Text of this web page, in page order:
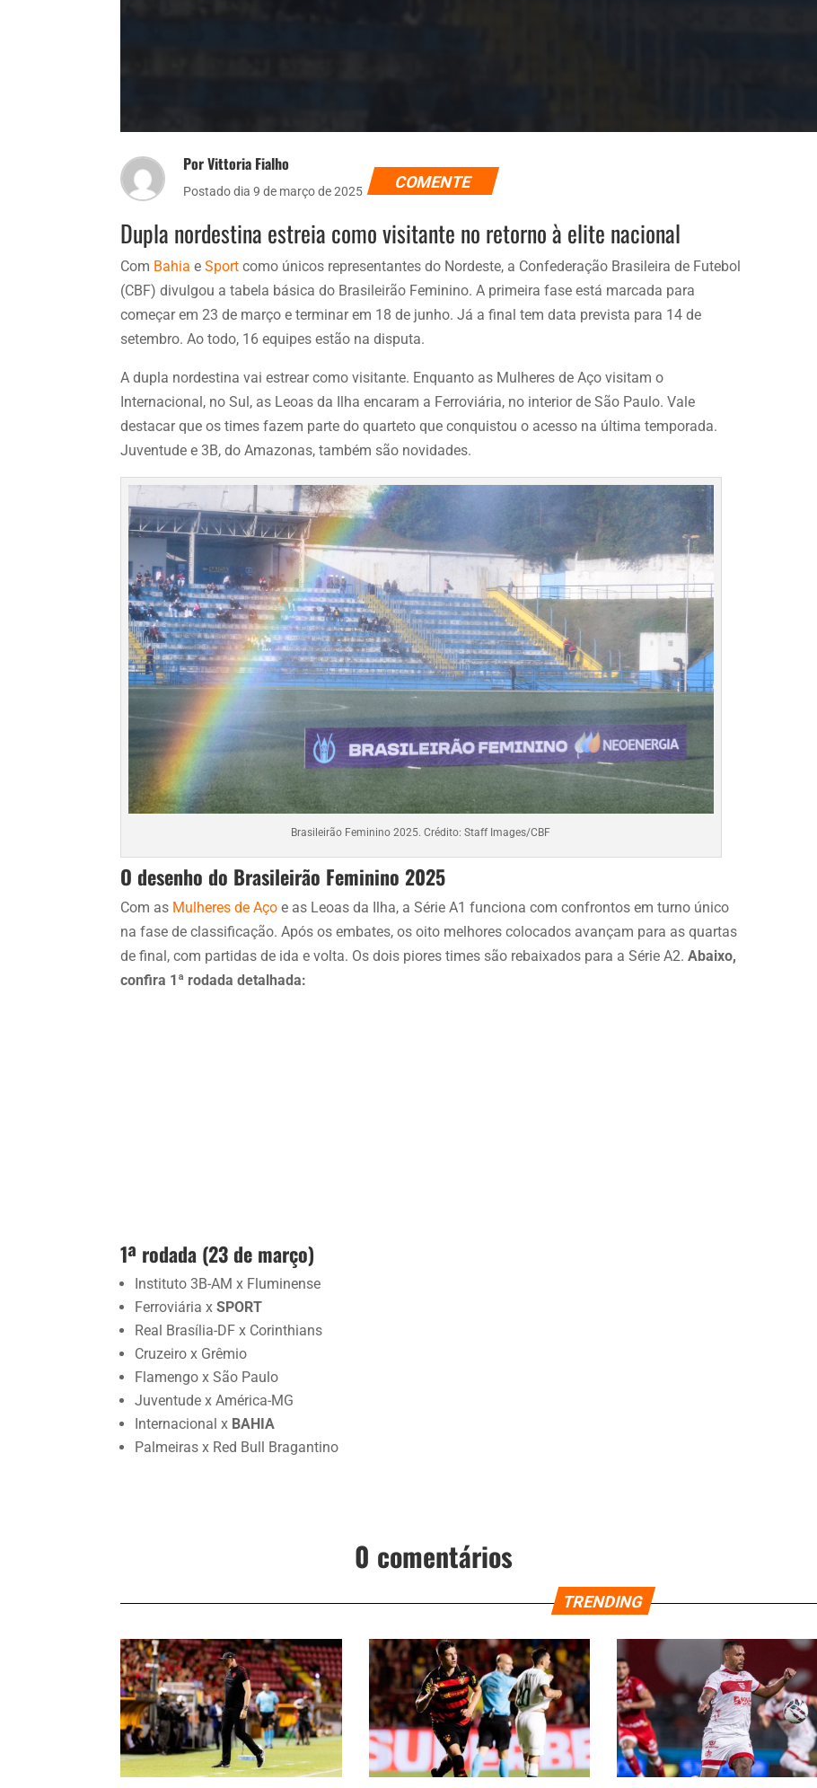
Por Vittoria Fialho
Postado dia 9 de março de 2025 COMENTE
Dupla nordestina estreia como visitante no retorno à elite nacional
Com Bahia eSport como únicos representantes do Nordeste, a Confederação Brasileira de Futebol
(CBF) divulgou a tabela básica do Brasileirão Feminino. A primeira fase está marcada para
começar em 23 de março e terminar em 18 de junho. Já a final tem data prevista para 14 de
setembro. Ao todo, 16 equipes estão na disputa.
A dupla nordestina vai estrear como visitante. Enquanto as Mulheres de Aço visitam o
Internacional, no Sul, as Leoas da Ilha encaram a Ferroviária, no interior de São Paulo. Vale
destacar que os times fazem parte do quarteto que conquistou o acesso na última temporada.
Juventude e 3B, do Amazonas, também são novidades.
Brasileirão Feminino 2025. Crédito: Staff Images/CBF
O desenho do Brasileirão Feminino 2025
Com as Mulheres de Aço e as Leoas da Ilha, a Série A1 funciona com confrontos em turno único
na fase de classificação. Após os embates, os oito melhores colocados avançam para as quartas
de final, com partidas de ida e volta. Os dois piores times são rebaixados para a Série A2.Abaixo,
confira 1ª rodada detalhada:
1ª rodada (23 de março)
Instituto 3B-AM x Fluminense
Ferroviária xSPORT
Real Brasília-DF x Corinthians
Cruzeiro x Grêmio
Flamengo x São Paulo
Juventude x América-MG
Internacional x BAHIA
Palmeiras x Red Bull Bragantino
0 comentários
TRENDING